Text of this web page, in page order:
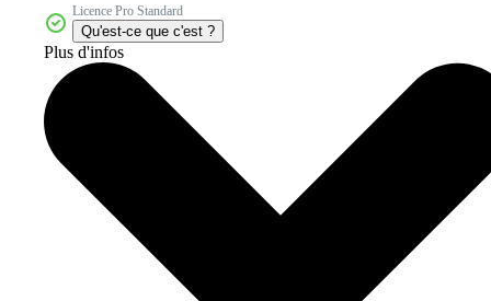
Licence Pro Standard
Qu'est-ce que c'est ?
Plus d'infos